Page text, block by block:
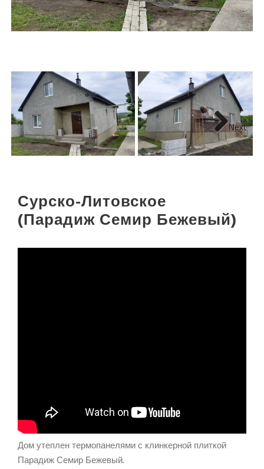
Next
Сурско-Литовское
(Парадиж Семир Бежевый)
Дом утеплен термопанелями с клинкерной плиткой
Парадиж Семир Бежевый.